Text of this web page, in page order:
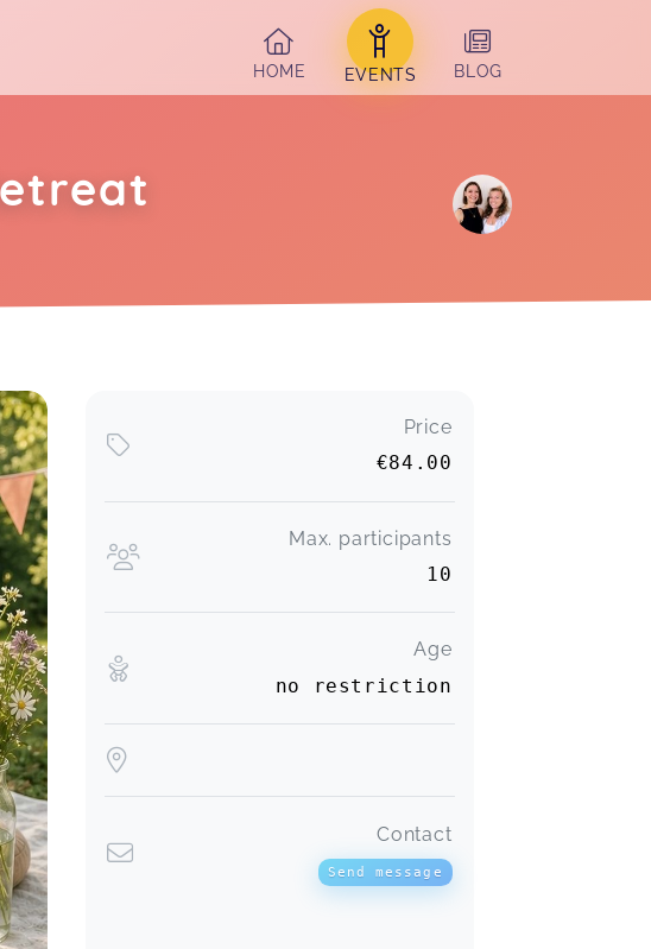
HOME
EVENTS BLOG
Price
€84.00
Max. participants
10
Age
no restriction
Contact
Send message